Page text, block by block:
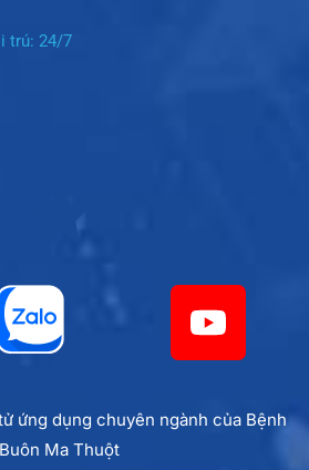
trú: 24/7
ứng dụng chuyên ngành của Bệnh
Ma Thuột